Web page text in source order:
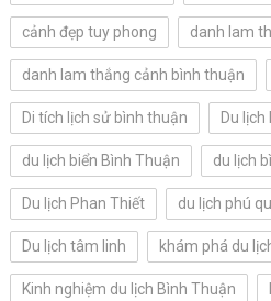
cảnh đẹp tuy phong danh lam
danh lam thắng cảnh bình thuận
Di tích lịch sử bình thuận Du lịch
du lịch biển Bình Thuận du lịch
Du lịch Phan Thiết du lịch phú
Du lịch tâm linh khám phá du
Kinh nghiệm du lịch Bình Thuận